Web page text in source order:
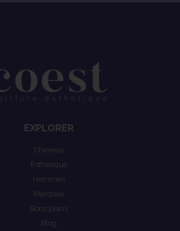
EXPLORER
Cheveux
Esthétique
Hommes
Marques
Bons plans
Blog